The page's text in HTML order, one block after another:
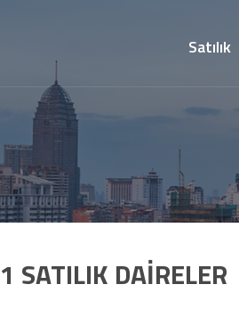
Satılık
SATILIK DAİRELER